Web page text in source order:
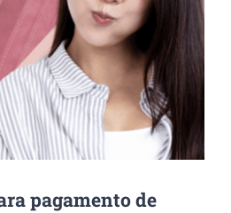
pagamento de